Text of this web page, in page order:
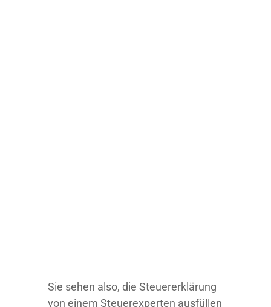
Sie sehen also, die Steuererklärung
von einem Steuerexperten ausfüllen